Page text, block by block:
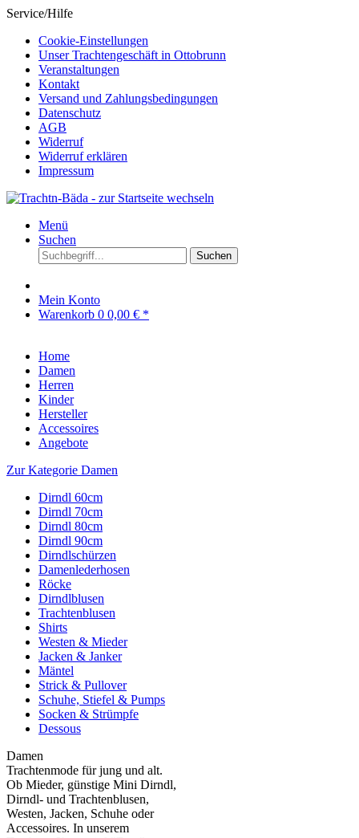
Service/Hilfe
Cookie-Einstellungen
Unser Trachtengeschäft in Ottobrunn
Veranstaltungen
Kontakt
Versand und Zahlungsbedingungen
Datenschutz
AGB
Widerruf
Widerruf erklären
Impressum
Menü
Suchen
Suchen
Mein Konto
Warenkorb 0 0,00 € *
Home
Damen
Herren
Kinder
Hersteller
Accessoires
Angebote
Zur Kategorie Damen
Dirndl 60cm
Dirndl 70cm
Dirndl 80cm
Dirndl 90cm
Dirndlschürzen
Damenlederhosen
Röcke
Dirndlblusen
Trachtenblusen
Shirts
Westen & Mieder
Jacken & Janker
Mäntel
Strick & Pullover
Schuhe, Stiefel & Pumps
Socken & Strümpfe
Dessous
Damen
Trachtenmode für jung und alt.
Ob Mieder, günstige Mini Dirndl,
Dirndl- und Trachtenblusen,
Westen, Jacken, Schuhe oder
Accessoires. In unserem